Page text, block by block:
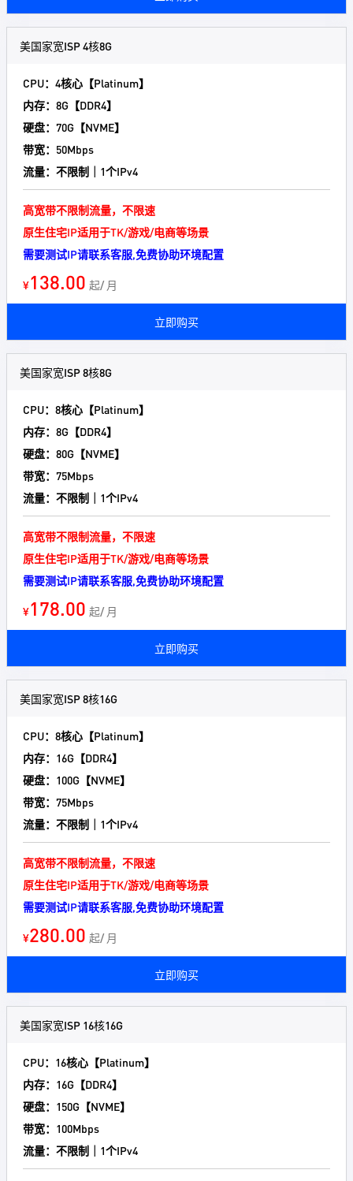
美国家宽ISP 4核8G
CPU：4核心【Platinum】
内存：8G【DDR4】
硬盘：70G【NVME】
带宽：50Mbps
流量：不限制｜1个IPv4
高宽带不限制流量，不限速
原生住宅IP适用于TK/游戏/电商等场景
需要测试IP请联系客服,免费协助环境配置
¥138.00 起/ 月
立即购买
美国家宽ISP 8核8G
CPU：8核心【Platinum】
内存：8G【DDR4】
硬盘：80G【NVME】
带宽：75Mbps
流量：不限制｜1个IPv4
高宽带不限制流量，不限速
原生住宅IP适用于TK/游戏/电商等场景
需要测试IP请联系客服,免费协助环境配置
¥178.00 起/ 月
立即购买
美国家宽ISP 8核16G
CPU：8核心【Platinum】
内存：16G【DDR4】
硬盘：100G【NVME】
带宽：75Mbps
流量：不限制｜1个IPv4
高宽带不限制流量，不限速
原生住宅IP适用于TK/游戏/电商等场景
需要测试IP请联系客服,免费协助环境配置
¥280.00 起/ 月
立即购买
美国家宽ISP 16核16G
CPU：16核心【Platinum】
内存：16G【DDR4】
硬盘：150G【NVME】
带宽：100Mbps
流量：不限制｜1个IPv4